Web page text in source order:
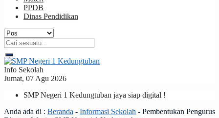
PPDB
Dinas Pendidikan
Info Sekolah
Jumat, 07 Agu 2026
SMP Negeri 1 Kedungtuban jaya siap digital !
Anda ada di : Beranda - Informasi Sekolah - Pembentukan Pengurus